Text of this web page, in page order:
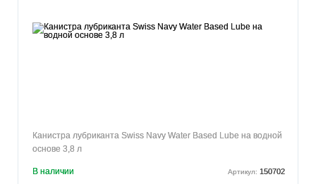
Канистра лубриканта Swiss Navy Water Based Lube на водной
основе 3,8 л
В наличии Артикул: 150702